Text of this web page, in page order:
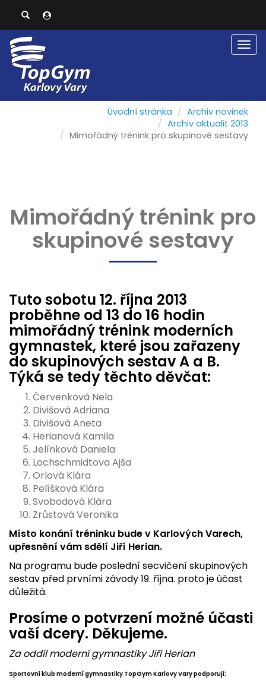
Úvodní stránka
Archiv novinek
Archiv aktualit 2013
Mimořádný trénink pro skupinové sestavy
Mimořádný trénink pro
skupinové sestavy
Tuto sobotu 12. října 2013
proběhne od 13 do 16 hodin
mimořádný trénink moderních
gymnastek, které jsou zařazeny
do skupinových sestav A a B.
Týká se tedy těchto děvčat:
Červenková Nela
Divišová Adriana
Divišová Aneta
Herianová Kamila
Jelínková Daniela
Lochschmidtova Ajša
Orlová Klára
Pelíšková Klára
Svobodová Klára
Zrůstová Veronika
Místo konání tréninku bude v Karlových Varech,
upřesnění vám sdělí Jiří Herian.
Na programu bude poslední secvičení skupinových
sestav před prvními závody 19. října. proto je účast
důležitá.
Prosíme o potvrzení možné účasti
vaší dcery. Děkujeme.
Za oddíl moderní gymnastiky Jiří Herian
Sportovní klub moderní gymnastiky TopGym Karlovy Vary podporují: